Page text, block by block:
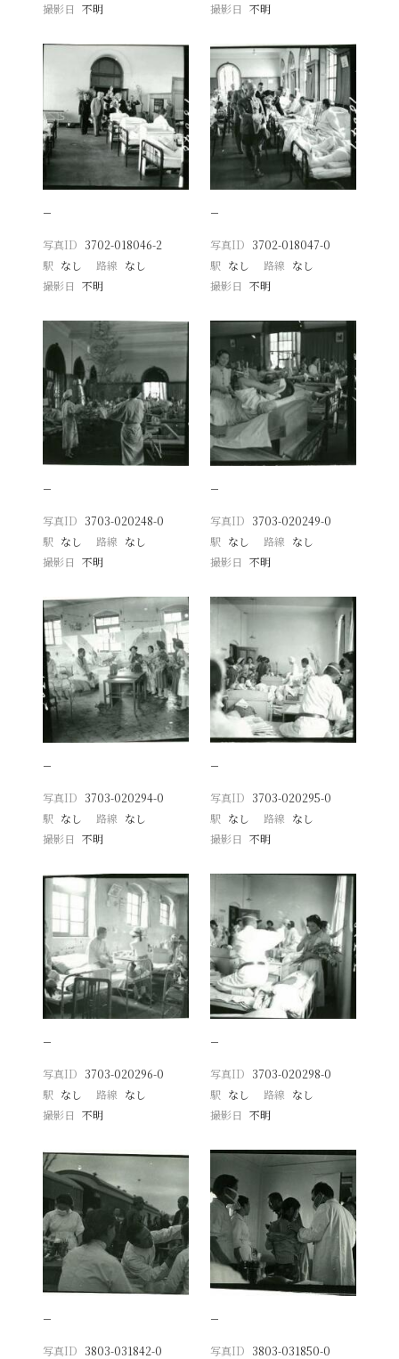
撮影日
不明
撮影日 不明
−
写真ID 3702-018046-2
駅 なし 路線 なし
撮影日
不明
−
写真ID 3702-018047-0
駅 なし 路線 なし
撮影日 不明
−
写真ID 3703-020248-0
駅 なし 路線 なし
撮影日
不明
−
写真ID 3703-020249-0
駅 なし 路線 なし
撮影日 不明
−
写真ID 3703-020294-0
駅 なし 路線 なし
撮影日
不明
−
写真ID 3703-020295-0
駅 なし 路線 なし
撮影日 不明
−
写真ID 3703-020296-0
駅 なし 路線 なし
撮影日
不明
−
写真ID 3703-020298-0
駅 なし 路線 なし
撮影日 不明
−
写真ID 3803-031842-0
−
写真ID 3803-031850-0